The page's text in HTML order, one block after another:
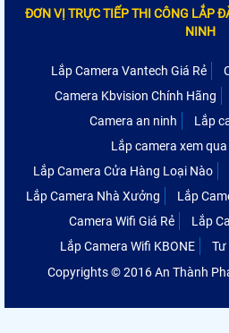
ĐƠN VỊ TRỰC TIẾP THI CÔNG LẮP
NINH
Lắp Camera Vantech Giá Rẻ
Camera Kbvision Chính Hãng
Camera an ninh
Lắp
Lắp camera xem
Lắp Camera Cửa Hàng Loại Nào
Lắp Camera Nhà Xưởng
Lắp
Camera Wifi Giá Rẻ
Lắp
Lắp Camera Wifi KBONE
Tư
Copyrights © 2016 An Thành